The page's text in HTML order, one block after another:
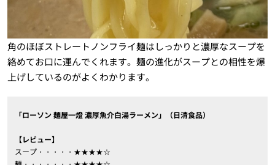
角のほぼストレートノンフライ麺はしっかりと濃厚なスープを
絡めてお口に運んでくれます。麺の進化がスープとの相性を爆
上げしているのがよくわかります。
「ローソン 麺屋一燈 濃厚魚介白湯ラーメン」（日清食品）
【レビュー】
スープ・・・・・★★★★☆